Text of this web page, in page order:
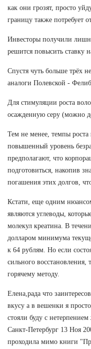
как они грозят, просто
границу также потребует
Инвесторы получили
решится повысить ставку
Спустя чуть больше трёх
аналоги Полевской -
Для стимуляции роста
осажденную серу (можно
Тем не менее, темпы
повышенный уровень
предполагают, что
подготовиться, накопив
погашения этих долгов,
Кстати, еще одним
являются углеводы,
молекул креатина. В
долларом минимума
к 64 рублям. Но если
сильного восстановления,
горячему методу.
Елена,рада что
вкусу а в вешенки я
стояли буду с
Санкт-Петербург 13 Ноя
проходила мимо книги